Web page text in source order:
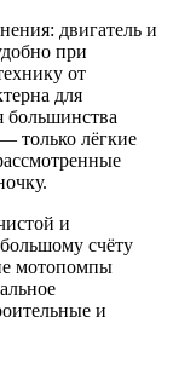
двигатель и
при
от
для
большинства
только лёгкие
и
счёту
мотопомпы
и